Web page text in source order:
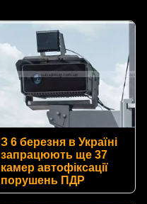
З 6 березня в Україні
запрацюють ще 37
камер автофіксації
порушень ПДР